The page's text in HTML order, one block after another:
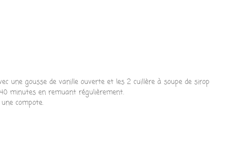
une gousse de vanille ouverte et les 2 cuillère à soupe de sirop
minutes en remuant régulièrement.
compote.